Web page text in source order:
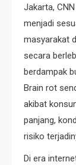
Jakarta,
menjadi
masyarakat
secara
berdampak
Brain rot
akibat
panjang,
risiko
Di era